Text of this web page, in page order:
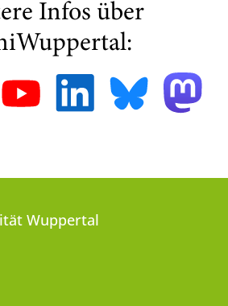
Infos über
Wuppertal